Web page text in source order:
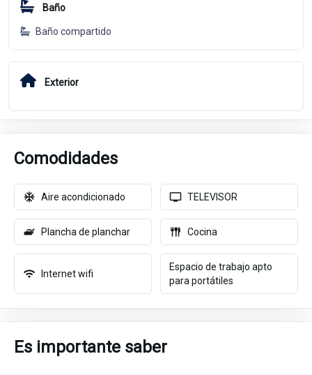
Baño
Baño compartido
Exterior
Comodidades
Aire acondicionado TELEVISOR
Plancha de planchar Cocina
Internet wifi
Espacio de trabajo apto
para portátiles
Es importante saber